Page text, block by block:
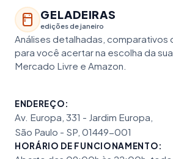
GELADEIRAS
edições de janeiro
Análises detalhadas, comparativos
para você acertar na escolha da
Mercado Livre e Amazon.
ENDEREÇO:
Av. Europa, 331 - Jardim Europa,
São Paulo - SP, 01449-001
HORÁRIO DE FUNCIONAMENTO: